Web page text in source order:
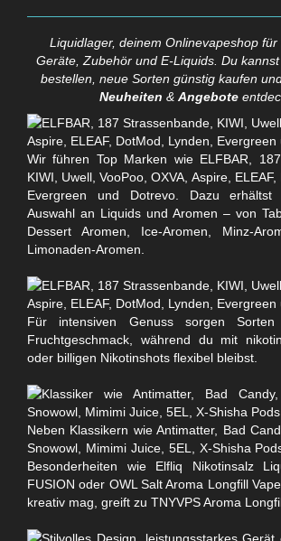
Liquidlager, deinem Onlinevapeshop
Geräte, Zubehör und E-Liquids. Du
bestellen, neue Sorten günstig kaufen
Neuheiten & Angebote
Wir führen Top Marken wie ELFBAR,
KIWI, Uwell, VooPoo, OXVA, Aspire,
Evergreen und Dotrevo. Dazu
Auswahl an Liquids und Aromen – von
Dessert Aromen, Ice-Aromen, Minz-
Limonaden-Aromen.
Für intensiven Genuss sorgen
Fruchtgeschmack, während du mit
oder billigen Nikotinshots flexibel bleibst.
Neben Klassikern wie Antimatter, Bad
Snowowl, Mimimi Juice, 5EL, X-Shisha
Besonderheiten wie Elfliq Nikotinsalz
FUSION oder OWL Salt Aroma Longfill
kreativ mag, greift zu TNYVPS Aroma